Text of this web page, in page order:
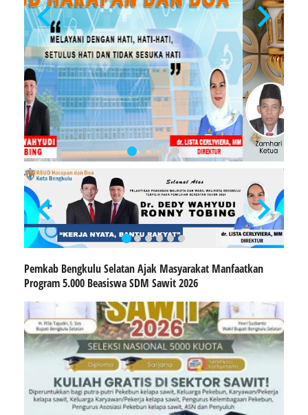
Pemkab Bengkulu Selatan Ajak Masyarakat Manfaatkan
Program 5.000 Beasiswa SDM Sawit 2026